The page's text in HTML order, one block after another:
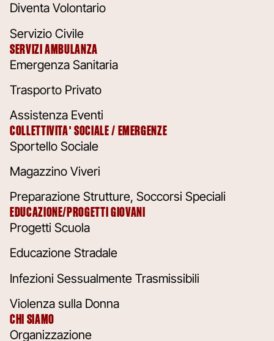
Diventa Volontario
Servizio Civile
SERVIZI AMBULANZA
Emergenza Sanitaria
Trasporto Privato
Assistenza Eventi
COLLETTIVITA' SOCIALE / EMERGENZE
Sportello Sociale
Magazzino Viveri
Preparazione Strutture, Soccorsi Speciali
EDUCAZIONE/PROGETTI GIOVANI
Progetti Scuola
Educazione Stradale
Infezioni Sessualmente Trasmissibili
Violenza sulla Donna
CHI SIAMO
Organizzazione